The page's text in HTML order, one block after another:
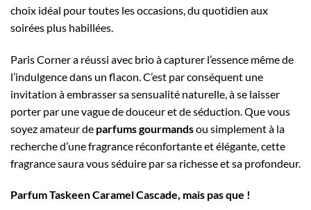
choix idéal pour toutes les occasions, du quotidien aux
soirées plus habillées.
Paris Corner a réussi avec brio à capturer l’essence même de
l’indulgence dans un flacon. C’est par conséquent une
invitation à embrasser sa sensualité naturelle, à se laisser
porter par une vague de douceur et de séduction. Que vous
soyez amateur de parfums gourmandsou simplement à la
recherche d’une fragrance réconfortante et élégante, cette
fragrance saura vous séduire par sa richesse et sa profondeur.
Parfum Taskeen Caramel Cascade, mais pas que !